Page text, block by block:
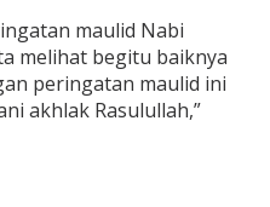
maulid Nabi
melihat begitu baiknya
peringatan maulid ini
akhlak Rasulullah,”